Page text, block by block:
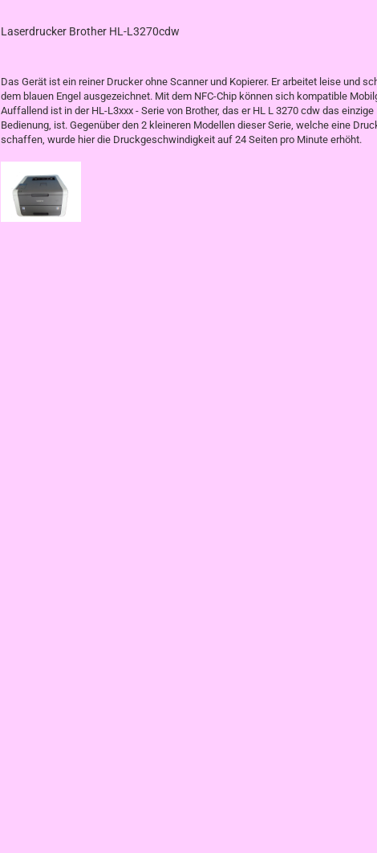
Laserdrucker Brother HL-L3270cdw
Das Gerät ist ein reiner Drucker ohne Scanner und Kopierer. Er arbeitet leise und
dem blauen Engel ausgezeichnet. Mit dem NFC-Chip können sich kompatible
Auffallend ist in der HL-L3xxx - Serie von Brother, das er HL L 3270 cdw das
Bedienung, ist. Gegenüber den 2 kleineren Modellen dieser Serie, welche eine
schaffen, wurde hier die Druckgeschwindigkeit auf 24 Seiten pro Minute erhöht.